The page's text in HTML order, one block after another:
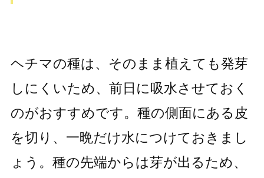
ヘチマの種は、そのまま植えても発芽
しにくいため、前日に吸水させておく
のがおすすめです。種の側面にある皮
を切り、一晩だけ水につけておきまし
ょう。種の先端からは芽が出るため、